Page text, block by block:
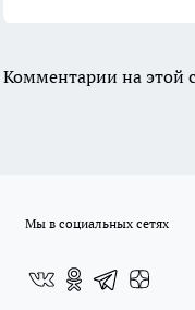
Комментарии на этой
Мы в социальных сетях